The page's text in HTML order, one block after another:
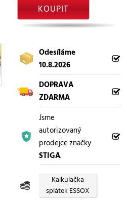
KOUPIT
Odesíláme
10.8.2026
DOPRAVA
ZDARMA
Jsme
autorizovaný
prodejce značky
STIGA.
Kalkulačka
splátek ESSOX